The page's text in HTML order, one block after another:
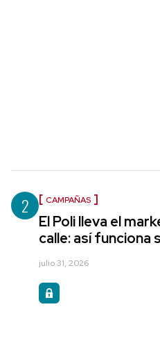
2 CAMPAÑAS
El Poli lleva el
calle: así funciona
julio 31, 2026